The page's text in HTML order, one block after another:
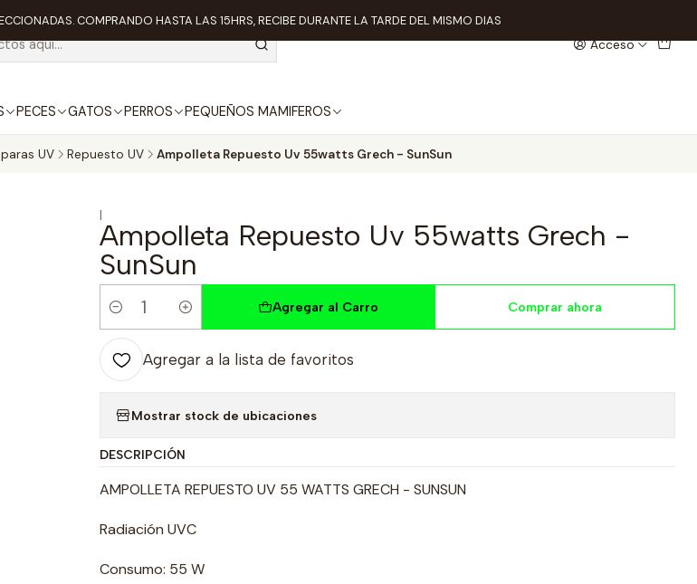
Acceso
PECES GATOS PERROS PEQUEÑOS MAMIFEROS
COMPRANDO HASTA LAS 15HRS, RECIBE DURANTE LA TARDE DEL MISMO DIAS
UV Repuesto UV Ampolleta Repuesto Uv 55watts Grech - SunSun
|
Ampolleta Repuesto Uv 55watts Grech -
SunSun
Cantidad
Agregar al Carro Comprar ahora
Agregar a la lista de favoritos
Mostrar stock de ubicaciones
DESCRIPCIÓN
AMPOLLETA REPUESTO UV 55 WATTS GRECH - SUNSUN
Radiación UVC
Consumo: 55 W